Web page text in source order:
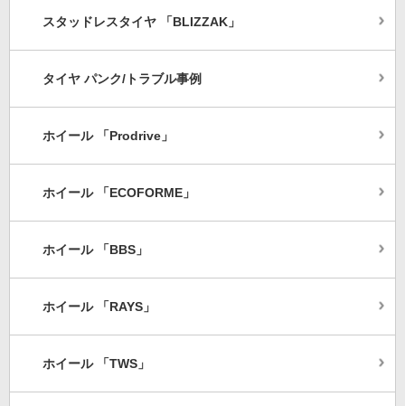
スタッドレスタイヤ 「BLIZZAK」
タイヤ パンク/トラブル事例
ホイール 「Prodrive」
ホイール 「ECOFORME」
ホイール 「BBS」
ホイール 「RAYS」
ホイール 「TWS」